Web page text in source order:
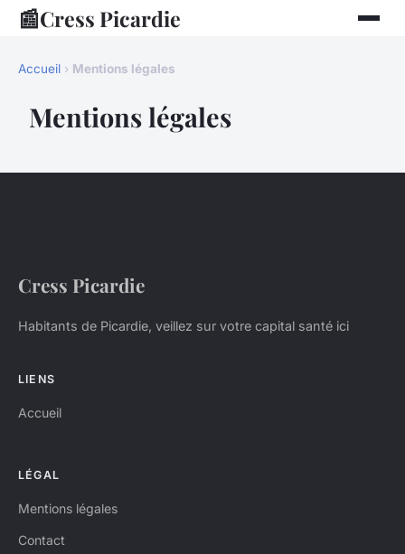
📰Cress Picardie
Accueil › Mentions légales
Mentions légales
Cress Picardie
Habitants de Picardie, veillez sur votre capital santé ici
LIENS
Accueil
LÉGAL
Mentions légales
Contact